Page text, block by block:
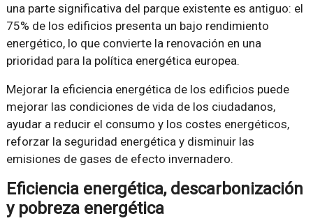
una parte significativa del parque existente es antiguo: el
75% de los edificios presenta un bajo rendimiento
energético, lo que convierte la renovación en una
prioridad para la política energética europea.
Mejorar la eficiencia energética de los edificios puede
mejorar las condiciones de vida de los ciudadanos,
ayudar a reducir el consumo y los costes energéticos,
reforzar la seguridad energética y disminuir las
emisiones de gases de efecto invernadero.
Eficiencia energética, descarbonización
y pobreza energética